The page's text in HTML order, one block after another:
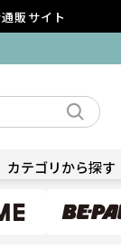
販サイト
カテゴリから探す